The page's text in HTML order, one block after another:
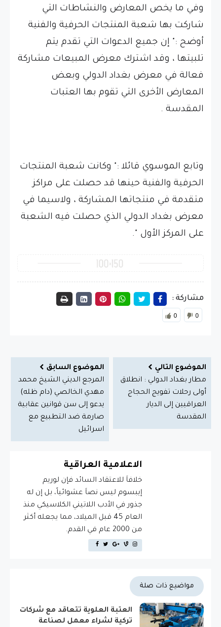
وفي ما يخص المعارض والنشاطات التي
شاركت بها شعبة المنتجات الحرفية والفنية
أوضح :" إن جميع الدعوات التي تقدم يتم
تلبيتها ، وقد اشترك معرض المبيعات مشاركة
فعالة في معرض بغداد الدولي وبعض
المعارض الأخرى التي تقوم بها العتبات
المقدسة .
وتابع الموسوي قائلا :" وكانت شعبة المنتجات
الحرفية والفنية حينها قد حصلت على مراكز
متقدمة في منتجاتها المشاركة ، ولاسيما في
معرض بغداد الدولي الذي حصلت فيه الشعبة
على المركز الأول ".
مشاركة :
0 0
الموضوع التالي
مطار بغداد الدولي : انطلاق
أولى رحلات تفويج الحجاج
العراقيين إلى الديار
المقدسة
الموضوع السابق
المرجع الديني الشيخ محمد
مهدي الخالصي (دام ظله)
يدعو إلى سن قوانين عقابية
صارمة ضد التطبيع مع
اسرائيل
الاعلامية العراقية
خلافاَ للاعتقاد السائد فإن لوريم
إيبسوم ليس نصاَ عشوائياً، بل إن له
جذور في الأدب اللاتيني الكلاسيكي منذ
العام 45 قبل الميلاد، مما يجعله أكثر
من 2000 عام في القدم.
مواضيع ذات صلة
العتبة العلوية تتعاقد مع شركات
تركية لشراء معمل لصناعة